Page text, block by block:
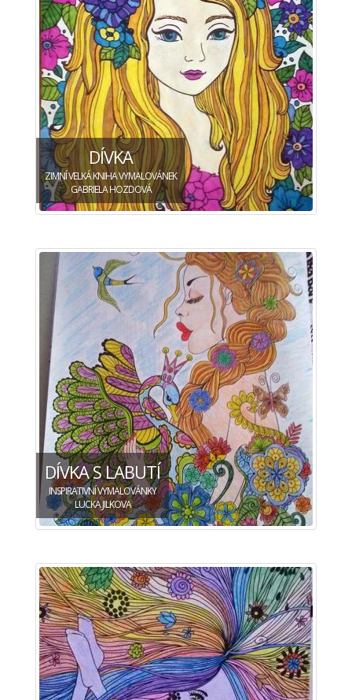
DÍVKA
ZIMNÍ VELKÁ KNIHA VYMALOVÁNEK
GABRIELA HOZDOVÁ
DÍVKA S LABUTÍ
INSPIRATIVNÍ VYMALOVÁNKY
LUCKA JILKOVA